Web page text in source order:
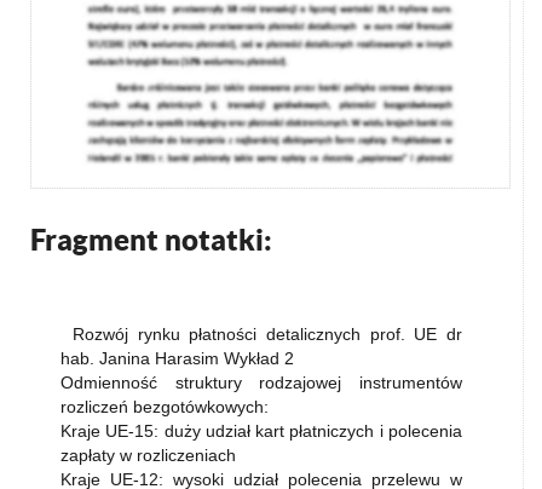
Fragment notatki:
Rozwój rynku płatności detalicznych prof. UE dr
hab. Janina Harasim Wykład 2
Odmienność struktury rodzajowej instrumentów
rozliczeń bezgotówkowych:
Kraje UE-15: duży udział kart płatniczych i polecenia
zapłaty w rozliczeniach
Kraje UE-12: wysoki udział polecenia przelewu w